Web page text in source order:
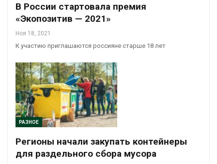
В России стартовала премия
«Экопозитив — 2021»
Ноя 18, 2021
К участию приглашаются россияне старше 18 лет
РАЗНОЕ
Регионы начали закупать контейнеры
для раздельного сбора мусора